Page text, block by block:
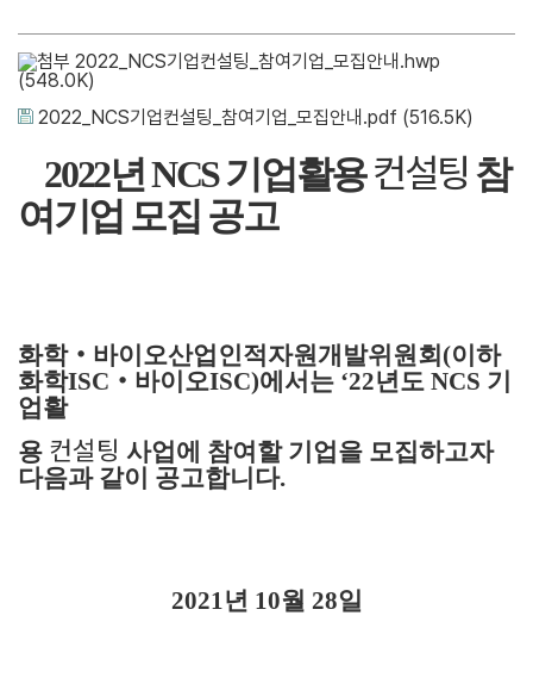
2022_NCS기업컨설팅_참여기업_모집안내.hwp
(548.0K)
2022_NCS기업컨설팅_참여기업_모집안내.pdf (516.5K)
2022년NCS기업활용컨설팅 참
여기업 모집 공고
화학‧ 바이오산업인적자원개발위원회 (이하
화학ISC ‧ 바이오ISC)에서는 ‘22년도 NCS 기
업활
용 컨설팅 사업에 참여할 기업을 모집하고자
다음과 같이 공고합니다.
2021 년 10월 28일